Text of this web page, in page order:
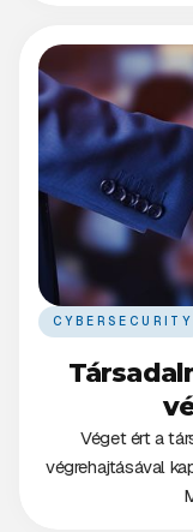
CYBERSECURITY
Véget ért a
végrehajtásával